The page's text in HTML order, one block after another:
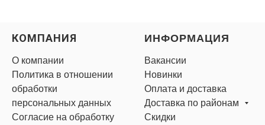
КОМПАНИЯ
О компании
Политика в отношении
обработки
персональных данных
Согласие на обработку
ИНФОРМАЦИЯ
Вакансии
Новинки
Оплата и доставка
Доставка по районам
Скидки